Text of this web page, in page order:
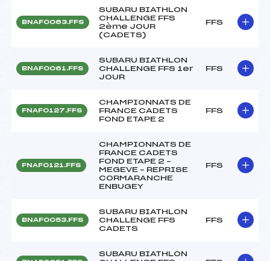
BNAF0063.FFS
SUBARU BIATHLON
CHALLENGE FFS
2ème JOUR
(CADETS)
FFS
BNAF0061.FFS
SUBARU BIATHLON
CHALLENGE FFS 1er
JOUR
FFS
FNAF0127.FFS
CHAMPIONNATS DE
FRANCE CADETS
FOND ETAPE 2
FFS
FNAF0121.FFS
CHAMPIONNATS DE
FRANCE CADETS
FOND ETAPE 2 –
MEGEVE – REPRISE
CORMARANCHE
ENBUGEY
FFS
BNAF0053.FFS
SUBARU BIATHLON
CHALLENGE FFS
CADETS
FFS
SUBARU BIATHLON